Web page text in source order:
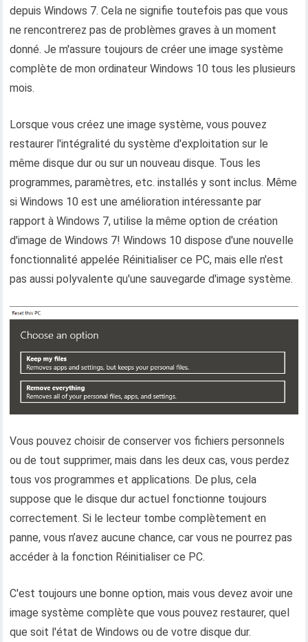
depuis Windows 7. Cela ne signifie toutefois pas que vous
ne rencontrerez pas de problèmes graves à un moment
donné. Je m'assure toujours de créer une image système
complète de mon ordinateur Windows 10 tous les plusieurs
mois.
Lorsque vous créez une image système, vous pouvez
restaurer l'intégralité du système d'exploitation sur le
même disque dur ou sur un nouveau disque. Tous les
programmes, paramètres, etc. installés y sont inclus. Même
si Windows 10 est une amélioration intéressante par
rapport à Windows 7, utilise la même option de création
d'image de Windows 7! Windows 10 dispose d'une nouvelle
fonctionnalité appelée Réinitialiser ce PC, mais elle n'est
pas aussi polyvalente qu'une sauvegarde d'image système.
Vous pouvez choisir de conserver vos fichiers personnels
ou de tout supprimer, mais dans les deux cas, vous perdez
tous vos programmes et applications. De plus, cela
suppose que le disque dur actuel fonctionne toujours
correctement. Si le lecteur tombe complètement en
panne, vous n’avez aucune chance, car vous ne pourrez pas
accéder à la fonction Réinitialiser ce PC.
C'est toujours une bonne option, mais vous devez avoir une
image système complète que vous pouvez restaurer, quel
que soit l'état de Windows ou de votre disque dur.